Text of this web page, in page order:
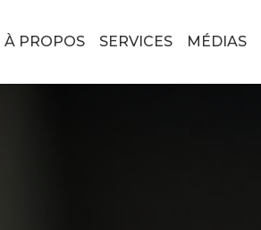
À PROPOS SERVICES MÉDIAS